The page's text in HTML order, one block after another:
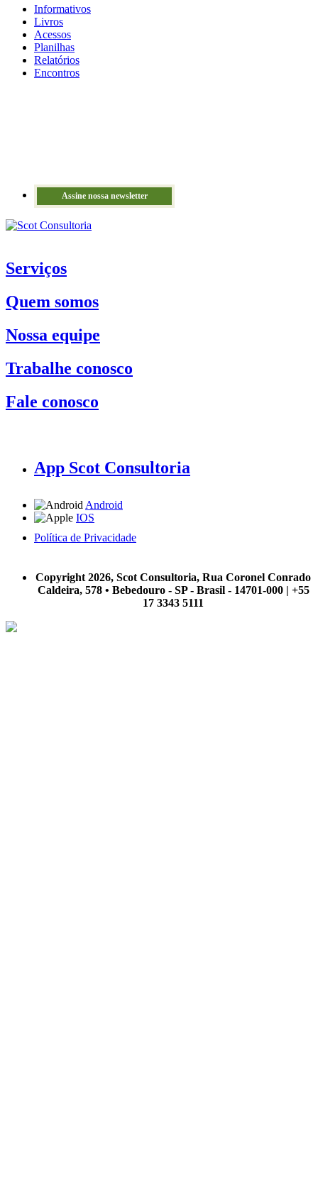
Informativos
Livros
Acessos
Planilhas
Relatórios
Encontros
Assine nossa newsletter
Serviços
Quem somos
Nossa equipe
Trabalhe conosco
Fale conosco
App Scot Consultoria
Android
IOS
Política de Privacidade
Copyright 2026, Scot Consultoria, Rua Coronel Conrado
Caldeira, 578 • Bebedouro - SP - Brasil - 14701-000 | +55
17 3343 5111